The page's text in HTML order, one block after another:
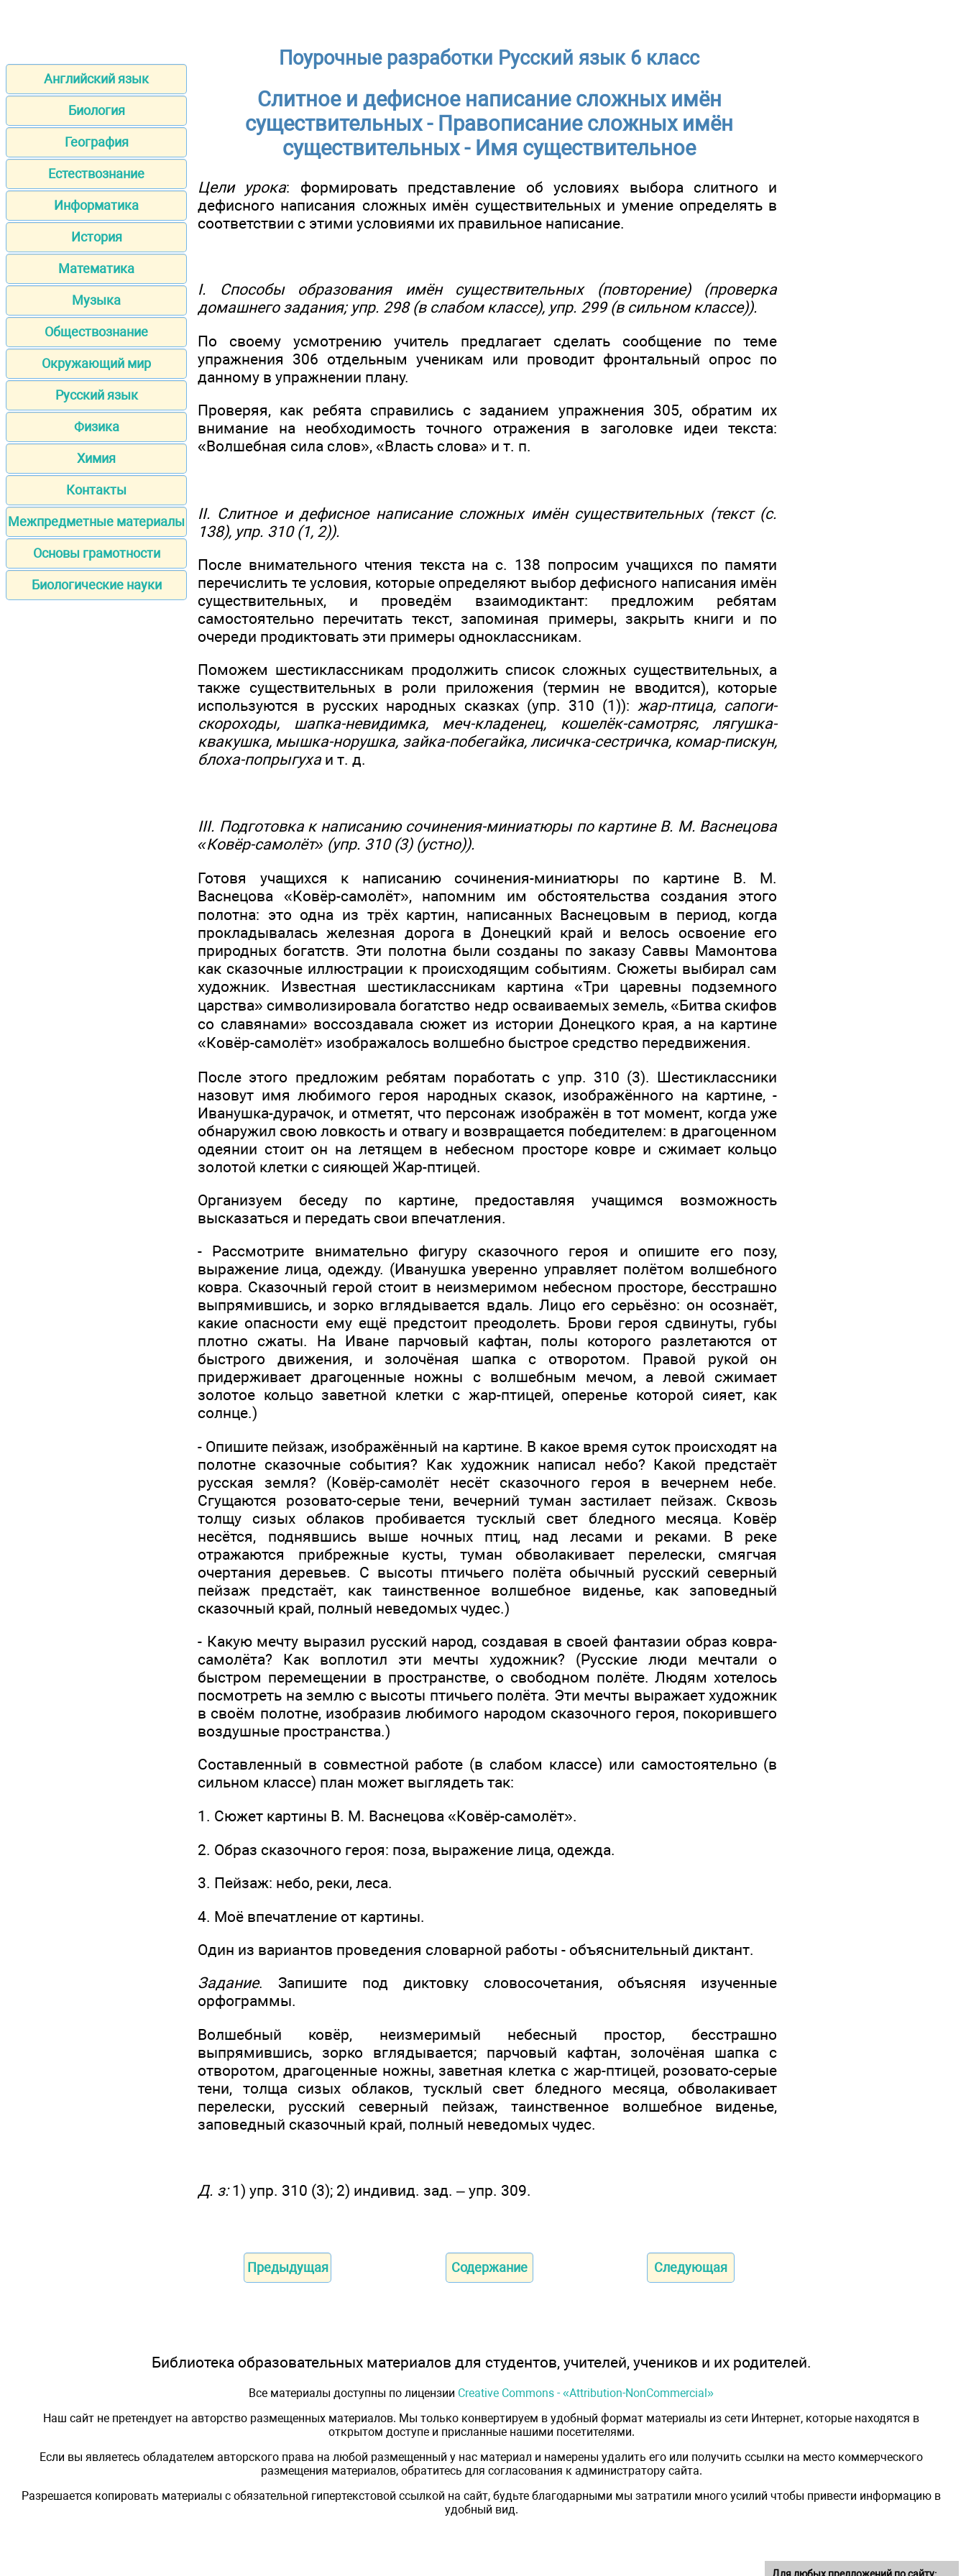
Английский язык
Биология
География
Естествознание
Информатика
История
Математика
Музыка
Обществознание
Окружающий мир
Русский язык
Физика
Химия
Контакты
Межпредметные материалы
Основы грамотности
Биологические науки
Поурочные разработки Русский язык 6 класс
Слитное и дефисное написание сложных имён
существительных - Правописание сложных имён
существительных - Имя существительное
Цели урока: формировать представление об условиях выбора слитного и
дефисного написания сложных имён существительных и умение определять в
соответствии с этими условиями их правильное написание.
I. Способы образования имён существительных (повторение) (проверка
домашнего задания; упр. 298 (в слабом классе), упр. 299 (в сильном классе)).
По своему усмотрению учитель предлагает сделать сообщение по теме
упражнения 306 отдельным ученикам или проводит фронтальный опрос по
данному в упражнении плану.
Проверяя, как ребята справились с заданием упражнения 305, обратим их
внимание на необходимость точного отражения в заголовке идеи текста:
«Волшебная сила слов», «Власть слова» и т. п.
II. Слитное и дефисное написание сложных имён существительных (текст (с.
138), упр. 310 (1, 2)).
После внимательного чтения текста на с. 138 попросим учащихся по памяти
перечислить те условия, которые определяют выбор дефисного написания имён
существительных, и проведём взаимодиктант: предложим ребятам
самостоятельно перечитать текст, запоминая примеры, закрыть книги и по
очереди продиктовать эти примеры одноклассникам.
Поможем шестиклассникам продолжить список сложных существительных, а
также существительных в роли приложения (термин не вводится), которые
используются в русских народных сказках (упр. 310 (1)):жар-птица, сапоги-
скороходы, шапка-невидимка, меч-кладенец, кошелёк-самотряс, лягушка-
квакушка, мышка-норушка, зайка-побегайка, лисичка-сестричка, комар-пискун,
блоха-попрыгуха и т. д.
III. Подготовка к написанию сочинения-миниатюры по картине В. М. Васнецова
«Ковёр-самолёт» (упр. 310 (3) (устно)).
Готовя учащихся к написанию сочинения-миниатюры по картине В. М.
Васнецова «Ковёр-самолёт», напомним им обстоятельства создания этого
полотна: это одна из трёх картин, написанных Васнецовым в период, когда
прокладывалась железная дорога в Донецкий край и велось освоение его
природных богатств. Эти полотна были созданы по заказу Саввы Мамонтова
как сказочные иллюстрации к происходящим событиям. Сюжеты выбирал сам
художник. Известная шестиклассникам картина «Три царевны подземного
царства» символизировала богатство недр осваиваемых земель, «Битва скифов
со славянами» воссоздавала сюжет из истории Донецкого края, а на картине
«Ковёр-самолёт» изображалось волшебно быстрое средство передвижения.
После этого предложим ребятам поработать с упр. 310 (3). Шестиклассники
назовут имя любимого героя народных сказок, изображённого на картине, -
Иванушка-дурачок, и отметят, что персонаж изображён в тот момент, когда уже
обнаружил свою ловкость и отвагу и возвращается победителем: в драгоценном
одеянии стоит он на летящем в небесном просторе ковре и сжимает кольцо
золотой клетки с сияющей Жар-птицей.
Организуем беседу по картине, предоставляя учащимся возможность
высказаться и передать свои впечатления.
- Рассмотрите внимательно фигуру сказочного героя и опишите его позу,
выражение лица, одежду. (Иванушка уверенно управляет полётом волшебного
ковра. Сказочный герой стоит в неизмеримом небесном просторе, бесстрашно
выпрямившись, и зорко вглядывается вдаль. Лицо его серьёзно: он осознаёт,
какие опасности ему ещё предстоит преодолеть. Брови героя сдвинуты, губы
плотно сжаты. На Иване парчовый кафтан, полы которого разлетаются от
быстрого движения, и золочёная шапка с отворотом. Правой рукой он
придерживает драгоценные ножны с волшебным мечом, а левой сжимает
золотое кольцо заветной клетки с жар-птицей, оперенье которой сияет, как
солнце.)
- Опишите пейзаж, изображённый на картине. В какое время суток происходят на
полотне сказочные события? Как художник написал небо? Какой предстаёт
русская земля? (Ковёр-самолёт несёт сказочного героя в вечернем небе.
Сгущаются розовато-серые тени, вечерний туман застилает пейзаж. Сквозь
толщу сизых облаков пробивается тусклый свет бледного месяца. Ковёр
несётся, поднявшись выше ночных птиц, над лесами и реками. В реке
отражаются прибрежные кусты, туман обволакивает перелески, смягчая
очертания деревьев. С высоты птичьего полёта обычный русский северный
пейзаж предстаёт, как таинственное волшебное виденье, как заповедный
сказочный край, полный неведомых чудес.)
- Какую мечту выразил русский народ, создавая в своей фантазии образ ковра-
самолёта? Как воплотил эти мечты художник? (Русские люди мечтали о
быстром перемещении в пространстве, о свободном полёте. Людям хотелось
посмотреть на землю с высоты птичьего полёта. Эти мечты выражает художник
в своём полотне, изобразив любимого народом сказочного героя, покорившего
воздушные пространства.)
Составленный в совместной работе (в слабом классе) или самостоятельно (в
сильном классе) план может выглядеть так:
1. Сюжет картины В. М. Васнецова «Ковёр-самолёт».
2. Образ сказочного героя: поза, выражение лица, одежда.
3. Пейзаж: небо, реки, леса.
4. Моё впечатление от картины.
Один из вариантов проведения словарной работы - объяснительный диктант.
Задание. Запишите под диктовку словосочетания, объясняя изученные
орфограммы.
Волшебный ковёр, неизмеримый небесный простор, бесстрашно
выпрямившись, зорко вглядывается; парчовый кафтан, золочёная шапка с
отворотом, драгоценные ножны, заветная клетка с жар-птицей, розовато-серые
тени, толща сизых облаков, тусклый свет бледного месяца, обволакивает
перелески, русский северный пейзаж, таинственное волшебное виденье,
заповедный сказочный край, полный неведомых чудес.
Д. з:1) упр. 310 (3); 2) индивид. зад. – упр. 309.
Предыдущая Содержание Следующая
Библиотека образовательных материалов для студентов, учителей, учеников и их родителей.
Все материалы доступны по лицензии Creative Commons - «Attribution-NonCommercial»
Наш сайт не претендует на авторство размещенных материалов. Мы только конвертируем в удобный формат материалы из сети Интернет, которые находятся в
открытом доступе и присланные нашими посетителями.
Если вы являетесь обладателем авторского права на любой размещенный у нас материал и намерены удалить его или получить ссылки на место коммерческого
размещения материалов, обратитесь для согласования к администратору сайта.
Разрешается копировать материалы с обязательной гипертекстовой ссылкой на сайт, будьте благодарными мы затратили много усилий чтобы привести информацию в
удобный вид.